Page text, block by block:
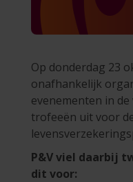
Op donderdag 23
onafhankelijk
evenementen in
trofeeën uit voor
P&V viel daarbij
dit voor: